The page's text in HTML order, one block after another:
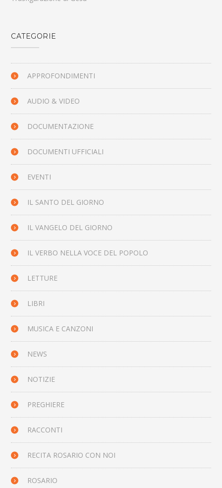
CATEGORIE
APPROFONDIMENTI
AUDIO & VIDEO
DOCUMENTAZIONE
DOCUMENTI UFFICIALI
EVENTI
IL SANTO DEL GIORNO
IL VANGELO DEL GIORNO
IL VERBO NELLA VOCE DEL POPOLO
LETTURE
LIBRI
MUSICA E CANZONI
NEWS
NOTIZIE
PREGHIERE
RACCONTI
RECITA ROSARIO CON NOI
ROSARIO